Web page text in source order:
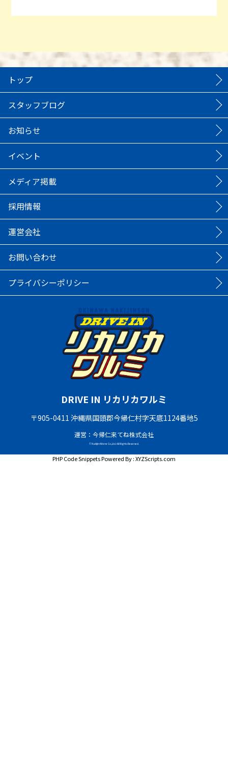
トップ
スタッフブログ
お知らせ
イベント
メディア掲載
採用情報
運営会社
お問い合わせ
プライバシーポリシー
DRIVE IN リカリカワルミ
〒905-0411 沖縄県国頭郡今帰仁村字天底1124番地5
運営：今帰仁来てね株式会社
© Nakijin Kitene Co.,Ltd. All Rights Reserved.
PHP Code SnippetsPowered By :XYZScripts.com